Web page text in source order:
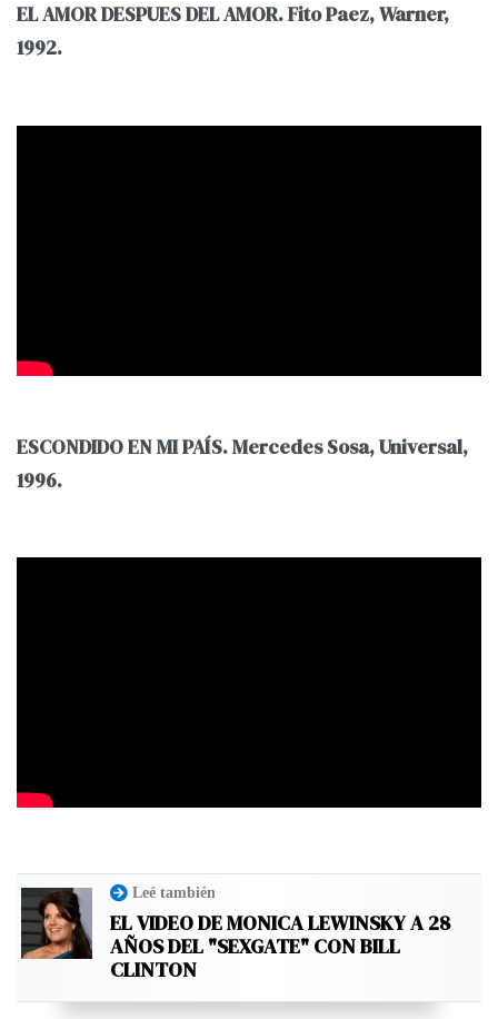
EL AMOR DESPUES DEL AMOR. Fito Paez, Warner,
1992.
ESCONDIDO EN MI PAÍS. Mercedes Sosa, Universal,
1996.
Leé también
EL VIDEO DE MONICA LEWINSKY A 28
AÑOS DEL "SEXGATE" CON BILL
CLINTON